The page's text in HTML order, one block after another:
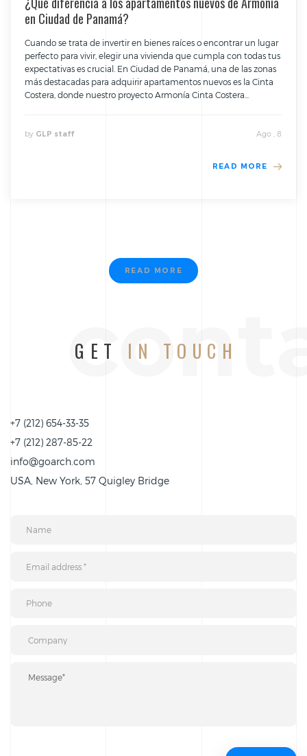
en Ciudad de Panamá?
Cuando se trata de invertir en bienes raíces o encontrar un lugar
perfecto para vivir, elegir una vivienda que cumpla con todas tus
expectativas es crucial. En Ciudad de Panamá, una de las zonas
más destacadas para adquirir apartamentos nuevos es la Cinta
Costera, donde nuestro proyecto Armonía Cinta Costera...
by GLP staff Ago , 8
READ MORE
READ MORE
GET IN TOUCH
+7 (212) 654-33-35
+7 (212) 287-85-22
info@goarch.com
USA, New York, 57 Quigley Bridge